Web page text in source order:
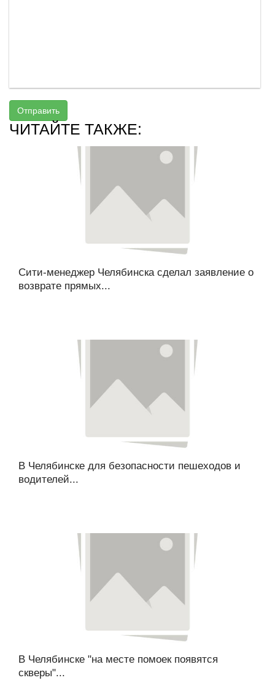
Отправить
ЧИТАЙТЕ ТАКЖЕ:
Сити-менеджер Челябинска сделал заявление о
возврате прямых...
В Челябинске для безопасности пешеходов и
водителей...
В Челябинске "на месте помоек появятся
скверы"...